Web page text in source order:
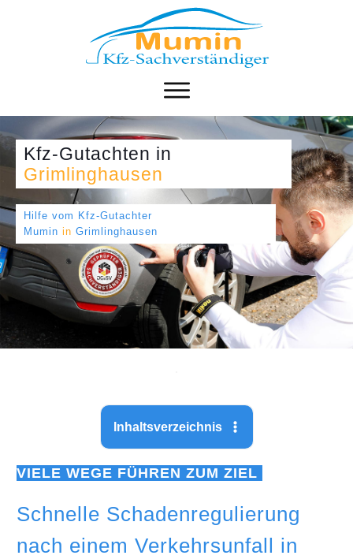
Kfz-Gutachten in
Grimlinghausen
Hilfe vom Kfz-Gutachter
Mumin in Grimlinghausen
Inhaltsverzeichnis
VIELE WEGE FÜHREN ZUM ZIEL
Schnelle Schadenregulierung
nach einem Verkehrsunfall in